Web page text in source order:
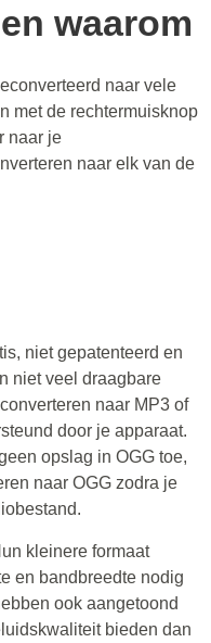
waarom
naar vele
met de rechtermuisknop
naar je
naar elk van de
niet gepatenteerd en
niet veel draagbare
naar MP3 of
door je apparaat.
opslag in OGG toe,
naar OGG zodra je
kleinere formaat
en bandbreedte nodig
ook aangetoond
bieden dan